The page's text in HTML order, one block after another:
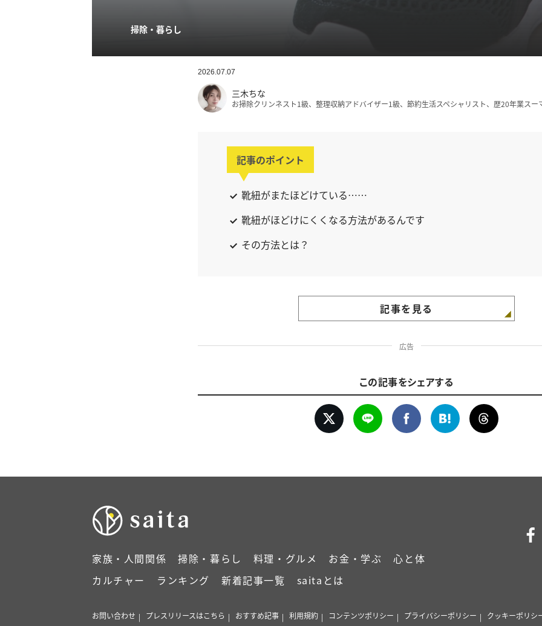
掃除・暮らし
2026.07.07
三木ちな
お掃除クリンネスト1級、整理収納アドバイザー1級、節約生活スペシャリスト、歴20年業スー
記事のポイント
靴紐がまたほどけている……
靴紐がほどけにくくなる方法があるんです
その方法とは？
記事を見る
広告
この記事をシェアする
家族・人間関係 掃除・暮らし 料理・グルメ お金・学ぶ
心と体
カルチャー
ランキング 新着記事一覧 saitaとは
お問い合わせ プレスリリースはこちら おすすめ記事 利用規約 コンテンツポリシー プライバシーポリシー クッキーポリシ